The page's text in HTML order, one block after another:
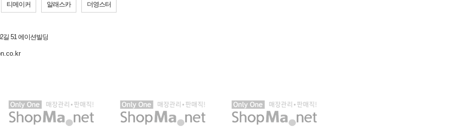
티메이커 알래스카 더영스터
길 51 에이션빌딩